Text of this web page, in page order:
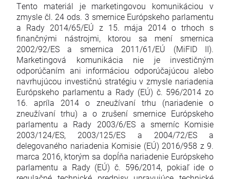
Tento materiál je marketingovou komunikáciou v
zmysle čl. 24 ods. 3 smernice Európskeho parlamentu
a Rady 2014/65/EÚ z 15. mája 2014 o trhoch s
finančnými nástrojmi, ktorou sa mení smernica
2002/92/ES a smernica 2011/61/EÚ (MiFID II).
Marketingová komunikácia nie je investičným
odporúčaním ani informáciou odporúčajúcou alebo
navrhujúcou investičnú stratégiu v zmysle nariadenia
Európskeho parlamentu a Rady (EÚ) č. 596/2014 zo
16. apríla 2014 o zneužívaní trhu (nariadenie o
zneužívaní trhu) a o zrušení smernice Európskeho
parlamentu a Rady 2003/6/ES a smerníc Komisie
2003/124/ES, 2003/125/ES a 2004/72/ES a
delegovaného nariadenia Komisie (EÚ) 2016/958 z 9.
marca 2016, ktorým sa dopĺňa nariadenie Európskeho
parlamentu a Rady (EÚ) č. 596/2014, pokiaľ ide o